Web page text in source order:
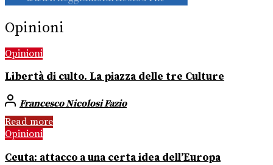
Opinioni
Opinioni
Libertà di culto. La piazza delle tre Culture
Francesco Nicolosi Fazio
Read more
Opinioni
Ceuta: attacco a una certa idea dell’Europa